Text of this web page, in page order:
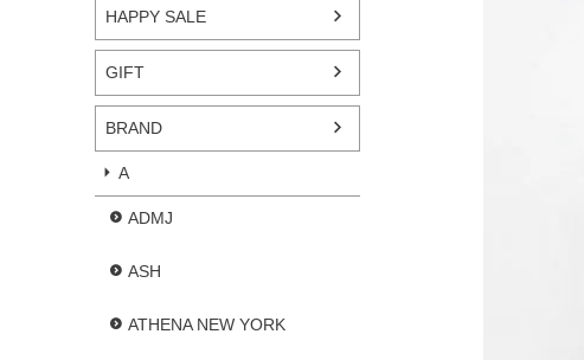
HAPPY SALE
GIFT
BRAND
A
ADMJ
ASH
ATHENA NEW YORK